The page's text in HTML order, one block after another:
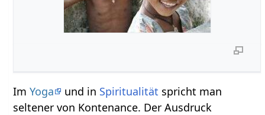
ImYoga und in Spiritualität spricht man
seltener von Kontenance. Der Ausdruck